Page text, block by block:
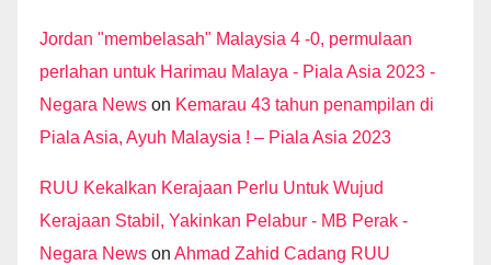
Jordan "membelasah" Malaysia 4 -0, permulaan
perlahan untuk Harimau Malaya - Piala Asia 2023 -
Negara News on Kemarau 43 tahun penampilan di
Piala Asia, Ayuh Malaysia ! – Piala Asia 2023
RUU Kekalkan Kerajaan Perlu Untuk Wujud
Kerajaan Stabil, Yakinkan Pelabur - MB Perak -
Negara News on Ahmad Zahid Cadang RUU